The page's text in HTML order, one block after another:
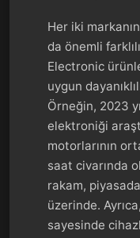
Her iki
da önemli
Electronic
uygun
Örneğin, 2023
elektroniği
motorlarının
saat civarında
rakam,
üzerinde.
sayesinde